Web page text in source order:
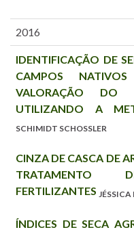
2016
IDENTIFICAÇÃO DE
CAMPOS
VALORAÇÃO DO
UTILIZANDO A
SCHIMIDT SCHOSSLER
CINZA DE CASCA DE
FERTILIZANTES
ÍNDICES DE SECA